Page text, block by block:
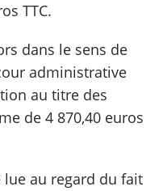
TTC.
dans le sens de
administrative
au titre des
de 4 870,40 euros
au regard du fait